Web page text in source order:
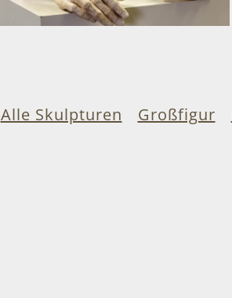
Alle Skulpturen Großfigur